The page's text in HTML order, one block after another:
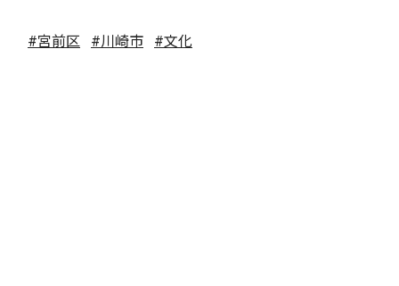
#宮前区 #川崎市 #文化